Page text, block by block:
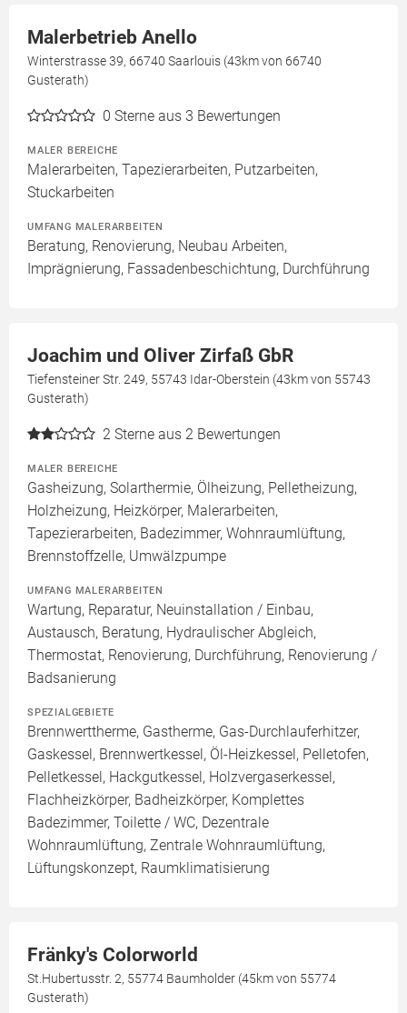
Malerbetrieb Anello
Winterstrasse 39, 66740 Saarlouis (43km von 66740
Gusterath)
0 Sterne aus 3 Bewertungen
MALER BEREICHE
Malerarbeiten, Tapezierarbeiten, Putzarbeiten,
Stuckarbeiten
UMFANG MALERARBEITEN
Beratung, Renovierung, Neubau Arbeiten,
Imprägnierung, Fassadenbeschichtung, Durchführung
Joachim und Oliver Zirfaß GbR
Tiefensteiner Str. 249, 55743 Idar-Oberstein (43km von 55743
Gusterath)
2 Sterne aus 2 Bewertungen
MALER BEREICHE
Gasheizung, Solarthermie, Ölheizung, Pelletheizung,
Holzheizung, Heizkörper, Malerarbeiten,
Tapezierarbeiten, Badezimmer, Wohnraumlüftung,
Brennstoffzelle, Umwälzpumpe
UMFANG MALERARBEITEN
Wartung, Reparatur, Neuinstallation / Einbau,
Austausch, Beratung, Hydraulischer Abgleich,
Thermostat, Renovierung, Durchführung, Renovierung /
Badsanierung
SPEZIALGEBIETE
Brennwerttherme, Gastherme, Gas-Durchlauferhitzer,
Gaskessel, Brennwertkessel, Öl-Heizkessel, Pelletofen,
Pelletkessel, Hackgutkessel, Holzvergaserkessel,
Flachheizkörper, Badheizkörper, Komplettes
Badezimmer, Toilette / WC, Dezentrale
Wohnraumlüftung, Zentrale Wohnraumlüftung,
Lüftungskonzept, Raumklimatisierung
Fränky's Colorworld
St.Hubertusstr. 2, 55774 Baumholder (45km von 55774
Gusterath)